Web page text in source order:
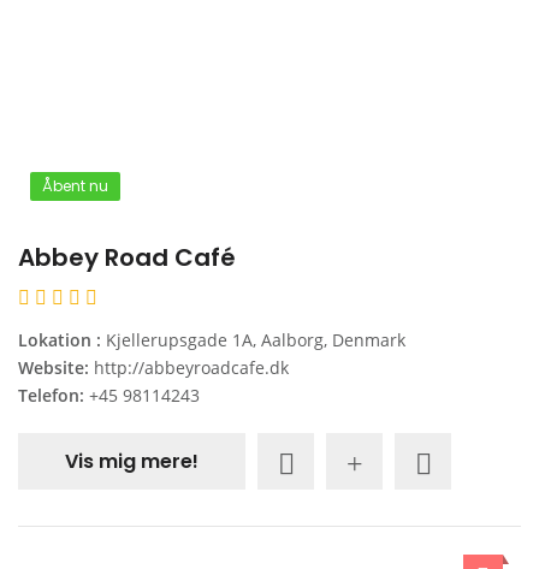
Åbent nu
Abbey Road Café
Lokation : Kjellerupsgade 1A, Aalborg, Denmark
Website: http://abbeyroadcafe.dk
Telefon: +45 98114243
Vis mig mere!